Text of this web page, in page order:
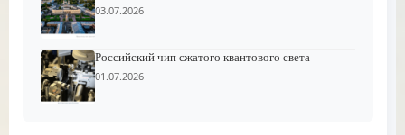
03.07.2026
Российский чип сжатого квантового света
01.07.2026